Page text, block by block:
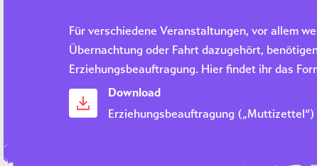
Für verschiedene Veranstaltungen, vor allem
Übernachtung oder Fahrt dazugehört,
Erziehungsbeauftragung. Hier findet ihr das
Download
Erziehungsbeauftragung („Muttizettel“)